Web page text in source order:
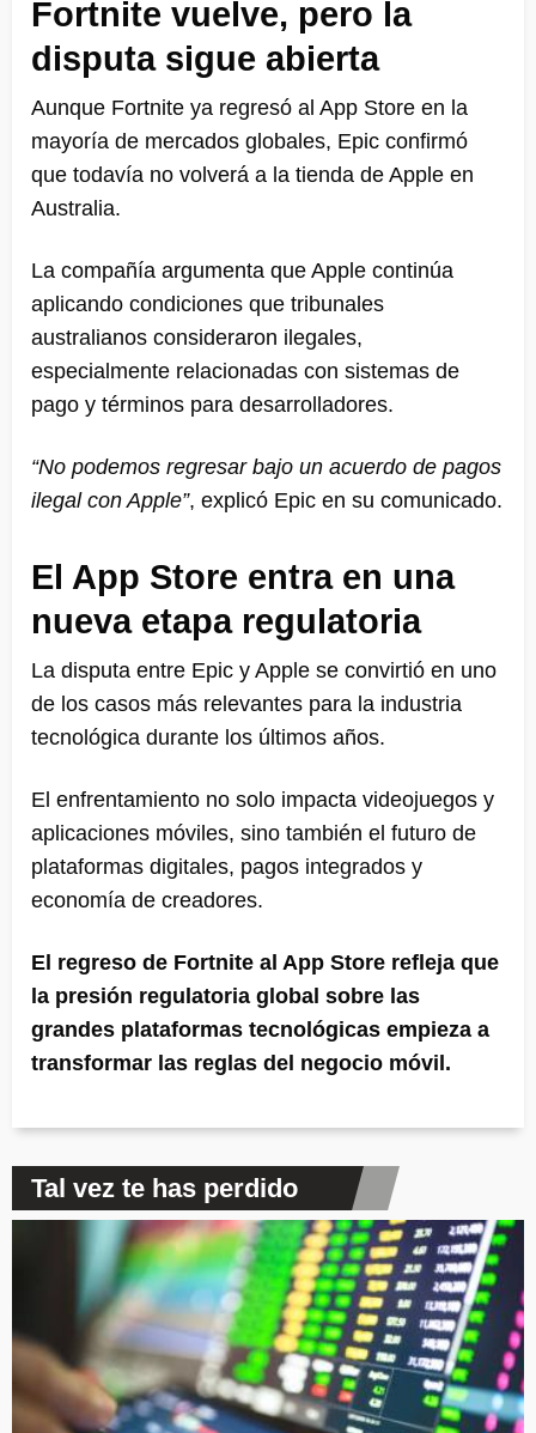
Fortnite vuelve, pero la
disputa sigue abierta
Aunque Fortnite ya regresó al App Store en la
mayoría de mercados globales, Epic confirmó
que todavía no volverá a la tienda de Apple en
Australia.
La compañía argumenta que Apple continúa
aplicando condiciones que tribunales
australianos consideraron ilegales,
especialmente relacionadas con sistemas de
pago y términos para desarrolladores.
“No podemos regresar bajo un acuerdo de pagos
ilegal con Apple”, explicó Epic en su comunicado.
El App Store entra en una
nueva etapa regulatoria
La disputa entre Epic y Apple se convirtió en uno
de los casos más relevantes para la industria
tecnológica durante los últimos años.
El enfrentamiento no solo impacta videojuegos y
aplicaciones móviles, sino también el futuro de
plataformas digitales, pagos integrados y
economía de creadores.
El regreso de Fortnite al App Store refleja que
la presión regulatoria global sobre las
grandes plataformas tecnológicas empieza a
transformar las reglas del negocio móvil.
Tal vez te has perdido